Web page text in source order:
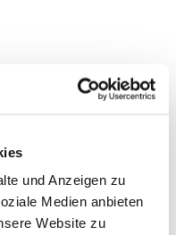
und Anzeigen zu
Medien anbieten
Website zu